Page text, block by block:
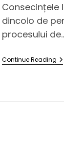
Consecințele
dincolo de
procesului
Continue Reading